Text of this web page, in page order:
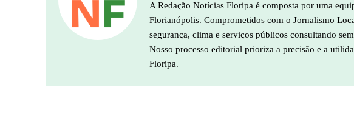
A Redação Notícias Floripa é composta por uma
Florianópolis. Comprometidos com o Jornalismo
segurança, clima e serviços públicos consultando
Nosso processo editorial prioriza a precisão e a
Floripa.